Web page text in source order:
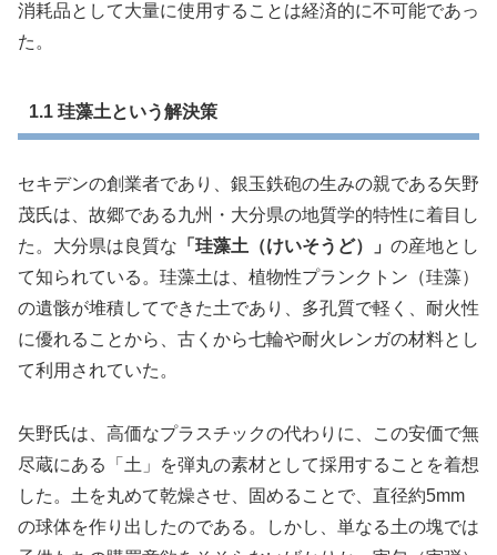
消耗品として大量に使用することは経済的に不可能であっ
た。
1.1 珪藻土という解決策
セキデンの創業者であり、銀玉鉄砲の生みの親である矢野
茂氏は、故郷である九州・大分県の地質学的特性に着目し
た。大分県は良質な 「珪藻土（けいそうど）」 の産地とし
て知られている。珪藻土は、植物性プランクトン（珪藻）
の遺骸が堆積してできた土であり、多孔質で軽く、耐火性
に優れることから、古くから七輪や耐火レンガの材料とし
て利用されていた。
矢野氏は、高価なプラスチックの代わりに、この安価で無
尽蔵にある「土」を弾丸の素材として採用することを着想
した。土を丸めて乾燥させ、固めることで、直径約5mm
の球体を作り出したのである。しかし、単なる土の塊では